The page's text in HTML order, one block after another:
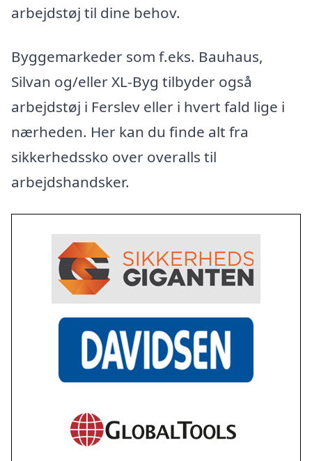
arbejdstøj til dine behov.
Byggemarkeder som f.eks. Bauhaus,
Silvan og/eller XL-Byg tilbyder også
arbejdstøj i Ferslev eller i hvert fald lige i
nærheden. Her kan du finde alt fra
sikkerhedssko over overalls til
arbejdshandsker.